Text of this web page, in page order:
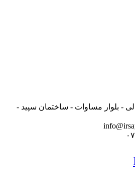
- بلوار مساوات - ساختمان سپید -